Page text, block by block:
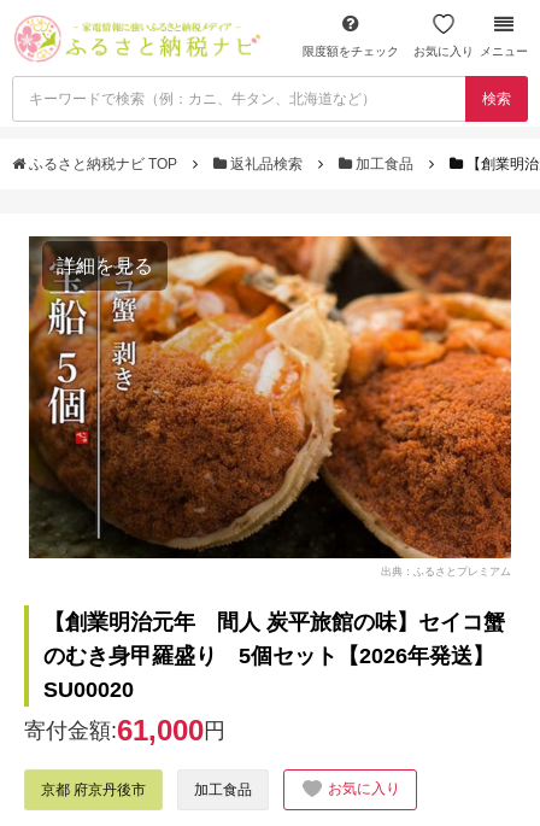
限度額をチェック お気に入り メニュー
検索
ふるさと納税ナビ TOP 返礼品検索 加工食品 【創業明
詳細を見る
出典：ふるさとプレミアム
【創業明治元年 間人 炭平旅館の味】セイコ蟹
のむき身甲羅盛り 5個セット【2026年発送】
SU00020
寄付金額:61,000円
京都 府京丹後市 加工食品 お気に入り